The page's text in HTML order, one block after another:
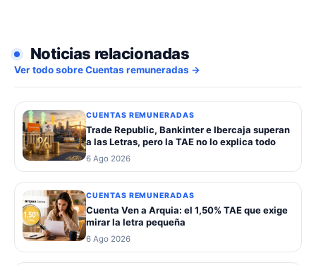
Noticias relacionadas
Ver todo sobre Cuentas remuneradas →
CUENTAS REMUNERADAS
Trade Republic, Bankinter e Ibercaja superan
a las Letras, pero la TAE no lo explica todo
6 Ago 2026
CUENTAS REMUNERADAS
Cuenta Ven a Arquia: el 1,50% TAE que exige
mirar la letra pequeña
6 Ago 2026